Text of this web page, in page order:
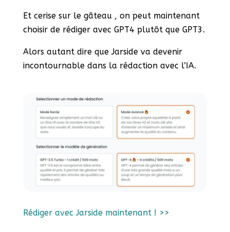
Et cerise sur le gâteau , on peut maintenant
choisir de rédiger avec GPT4 plutôt que GPT3.
Alors autant dire que Jarside va devenir
incontournable dans la rédaction avec l’IA.
Rédiger avec Jarside maintenant ! >>